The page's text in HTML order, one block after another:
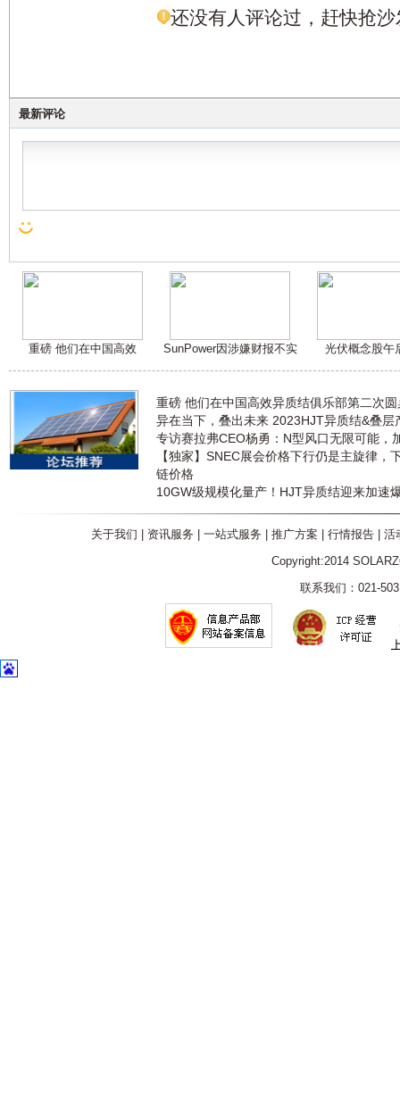
还没有人评论过，赶快抢沙
最新评论
重磅 他们在中国高效 SunPower因涉嫌财报不实 光伏概念股午
重磅 他们在中国高效异质结俱乐部第二次
异在当下，叠出未来 2023HJT异质结&叠层
专访赛拉弗CEO杨勇：N型风口无限可能，
【独家】SNEC展会价格下行仍是主旋律，
链价格
10GW级规模化量产！HJT异质结迎来加速
关于我们 资讯服务 一站式服务 推广方案 行情报告| 活
Copyright:2014
联系我们：021-